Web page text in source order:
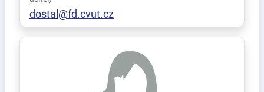
dostal@fd.cvut.cz